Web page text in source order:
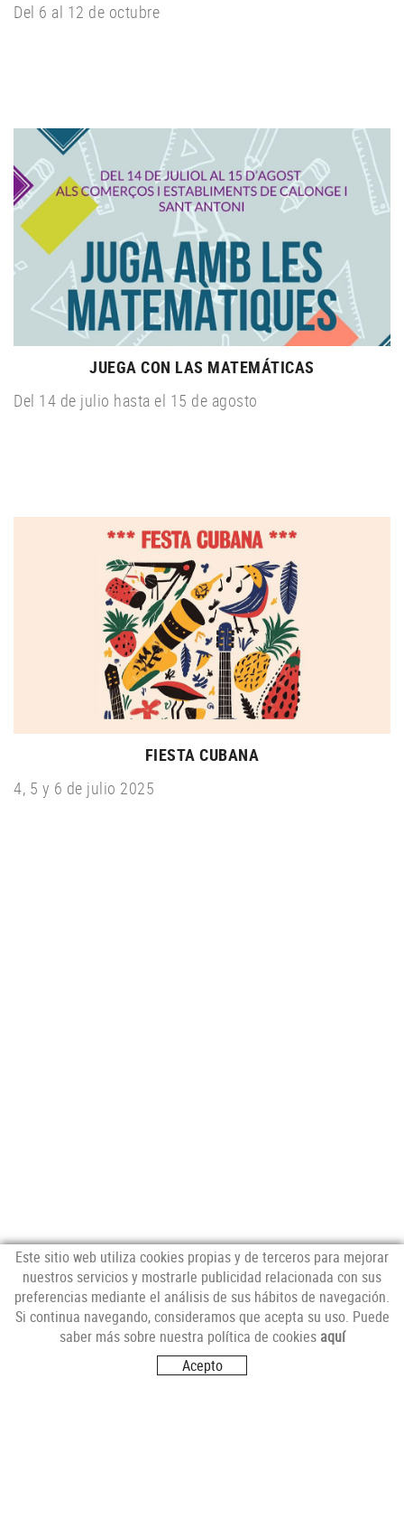
Del 6 al 12 de octubre
JUEGA CON LAS MATEMÁTICAS
Del 14 de julio hasta el 15 de agosto
FIESTA CUBANA
4, 5 y 6 de julio 2025
NEWSLETTER
Este sitio web utiliza cookies propias y de terceros para mejorar
nuestros servicios y mostrarle publicidad relacionada con sus
preferencias mediante el análisis de sus hábitos de navegación.
Si continua navegando, consideramos que acepta su uso. Puede
saber más sobre nuestra política de cookies aquí
Acepto